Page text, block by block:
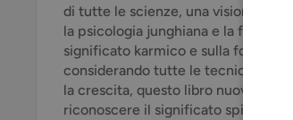
di tutte le scienze, una visione
la psicologia junghiana e la
significato karmico e sulla forza
considerando tutte le tecniche
la crescita, questo libro nuovo e
riconoscere il significato spirituale